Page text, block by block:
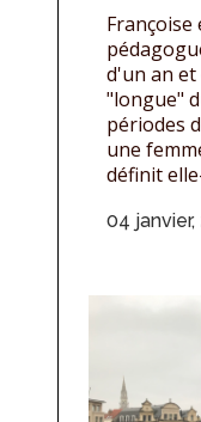
Françoise
d'un an et
"longue"
périodes
une
définit
04 janvier,